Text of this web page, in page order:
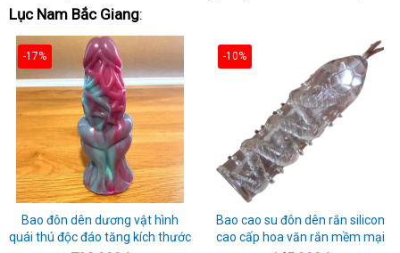
Lục Nam Bắc Giang:
-17%
Bao đôn dên dương vật hình
quái thú độc đáo tăng kích thước
-10%
Bao cao su đôn dên rắn silicon
cao cấp hoa văn rắn mềm mại